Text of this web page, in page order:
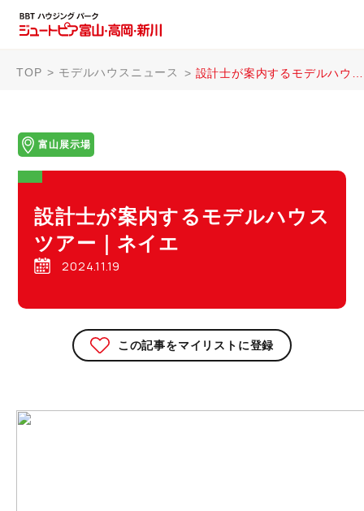
TOP モデルハウスニュース 設計士が案内するモデルハウスツアー｜ネイエ
富山展示場
設計士が案内するモデルハウス
ツアー｜ネイエ
2024.11.19
この記事をマイリストに登録